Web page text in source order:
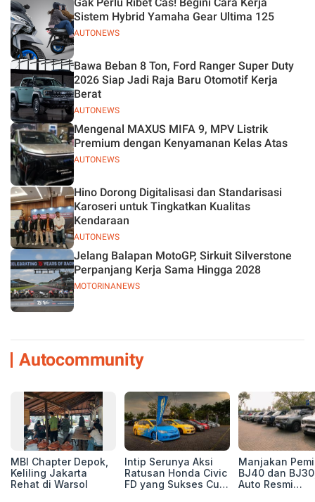
AUTONEWS
Sistem Hybrid Yamaha Gear Ultima 125
AUTONEWS
Bawa Beban 8 Ton, Ford Ranger Super Duty
2026 Siap Jadi Raja Baru Otomotif Kerja
Berat
AUTONEWS
Mengenal MAXUS MIFA 9, MPV Listrik
Premium dengan Kenyamanan Kelas Atas
AUTONEWS
Hino Dorong Digitalisasi dan Standarisasi
Karoseri untuk Tingkatkan Kualitas
Kendaraan
MOTORINANEWS
Jelang Balapan MotoGP, Sirkuit Silverstone
Perpanjang Kerja Sama Hingga 2028
Autocommunity
MBI Chapter Depok,
Keliling Jakarta
Rehat di Warsol
Intip Serunya Aksi
Ratusan Honda Civic
FD yang Sukses Curi
Manjakan
BJ40 dan
Auto Resmi